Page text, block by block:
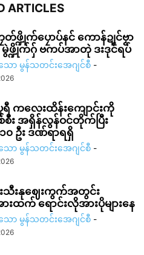
ARTICLES
ဍိုက်ပၠောပ်နင် ကောန်ဍုင်ဗၟာ
ဖ္ဍိုက်ဂှ် ဗကပ်အာတုဲ ဒးဒုင်ရပ်
ာ မွန်သတင်းအေဂျင်စီ -
ရီ ကလေးထိန်းကျောင်းကို
း အရှိန်လွန်ဝင်တိုက်ပြီး
၀ ဦး ဒဏ်ရာရရှိ
ာ မွန်သတင်းအေဂျင်စီ -
သီးနုဈေးကွက်အတွင်း
ထက် ရောင်းလိုအားပိုများနေ
ာ မွန်သတင်းအေဂျင်စီ -